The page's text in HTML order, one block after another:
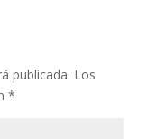
publicada. Los
*